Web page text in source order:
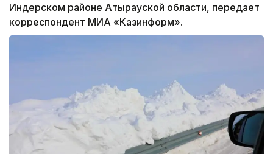
Индерском районе Атырауской области, передает
корреспондент МИА «Казинформ».